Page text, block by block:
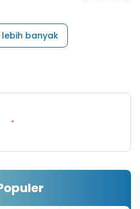
banyak